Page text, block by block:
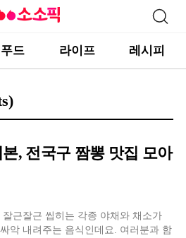
푸드 라이프 레시피
, 전국구 짬뽕 맛집 모아
근잘근 씹히는 각종 야채와 채소가
악 내려주는 음식인데요. 여러분과 함